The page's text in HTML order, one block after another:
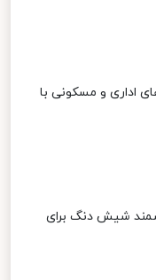
اداری و مسکونی با
شیش دنگ برای